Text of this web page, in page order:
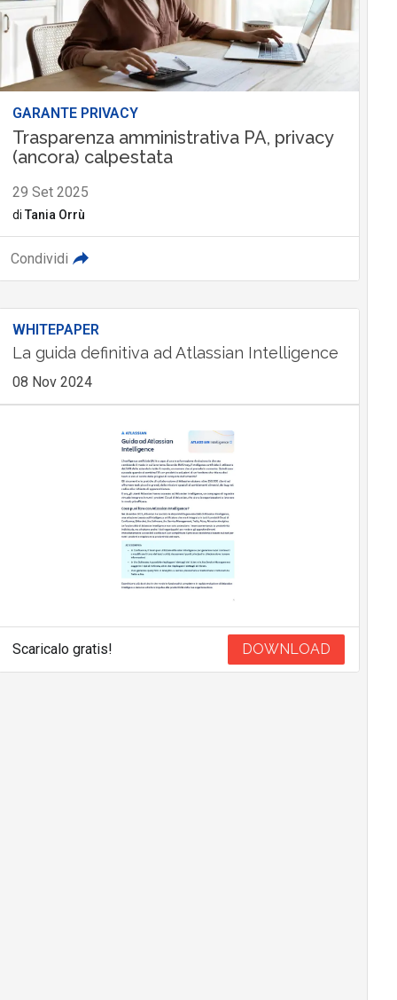
GARANTE PRIVACY
Trasparenza amministrativa PA, privacy
(ancora) calpestata
29 Set 2025
di Tania Orrù
Condividi
WHITEPAPER
La guida definitiva ad Atlassian Intelligence
08 Nov 2024
Scaricalo gratis! DOWNLOAD